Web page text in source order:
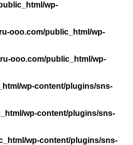
wp-
ooo.com/public_html/wp-
ooo.com/public_html/wp-
wp-content/plugins/sns-
wp-content/plugins/sns-
wp-content/plugins/sns-